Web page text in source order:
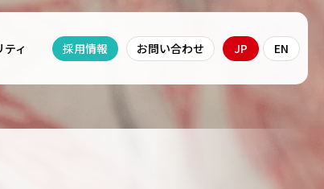
ィ 採用情報 お問い合わせ JP EN